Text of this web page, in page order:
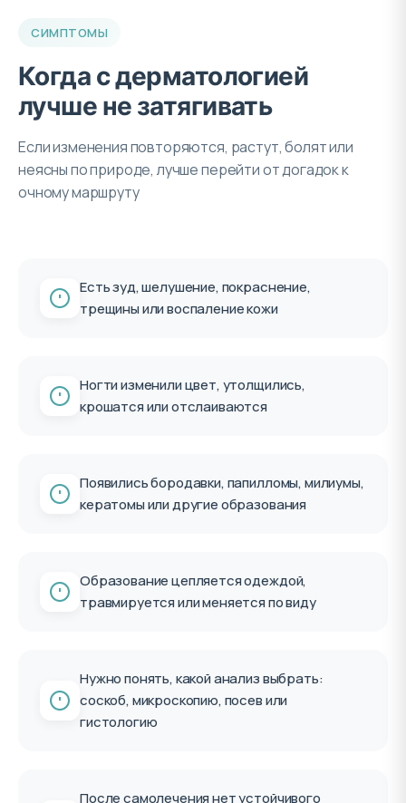
СИМПТОМЫ
Когда с дерматологией
лучше не затягивать
Если изменения повторяются, растут, болят или
неясны по природе, лучше перейти от догадок к
очному маршруту
Есть зуд, шелушение, покраснение,
трещины или воспаление кожи
Ногти изменили цвет, утолщились,
крошатся или отслаиваются
Появились бородавки, папилломы, милиумы,
кератомы или другие образования
Образование цепляется одеждой,
травмируется или меняется по виду
Нужно понять, какой анализ выбрать:
соскоб, микроскопию, посев или
гистологию
После самолечения нет устойчивого